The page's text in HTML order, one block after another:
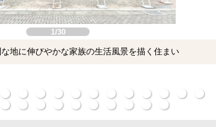
1/30
地に伸びやかな家族の生活風景を描く住まい